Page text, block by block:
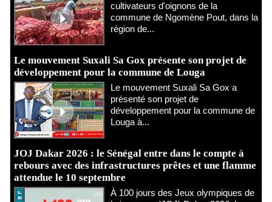
cultivateurs d'oignons de la
commune de Ngomène Pout, dans la
région de...
Le mouvement Suxali Sa Gox présente son projet de
développement pour la commune de Louga
Le mouvement Suxali Sa Gox a
présenté son projet de
développement pour la commune de
Louga à...
JOJ Dakar 2026 : le Sénégal entre dans le compte à
rebours avec des infrastructures prêtes et une flamme
attendue le 10 septembre
À 100 jours des Jeux olympiques de